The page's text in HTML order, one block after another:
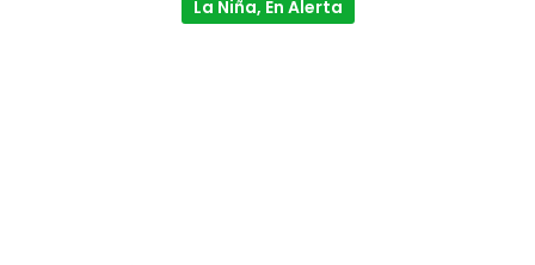
La Niña, En Alerta